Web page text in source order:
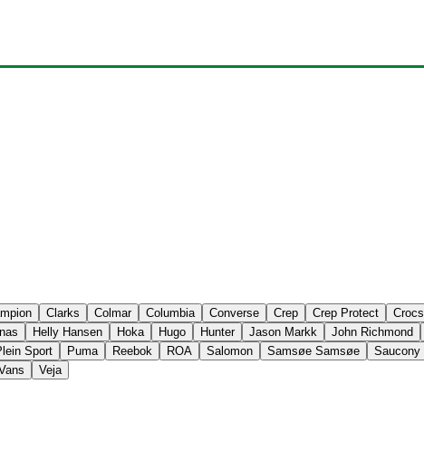
Clarks Colmar Columbia Converse Crep Crep Protect Crocs
Helly Hansen Hoka Hugo Hunter Jason Markk John Richmond
Sport
Puma Reebok ROA Salomon Samsøe Samsøe Saucony
Veja